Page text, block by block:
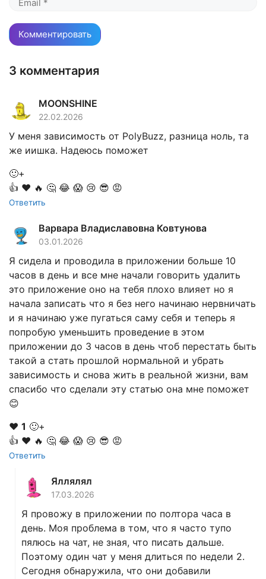
3 комментария
MOONSHINE
22.02.2026
У меня зависимость от PolyBuzz, разница ноль, та
же иишка. Надеюсь поможет
🙂+
👍 ❤️ 🔥 🤔 😂 😱 😢 😎 😡
Ответить
Варвара Владиславовна Ковтунова
03.01.2026
Я сидела и проводила в приложении больше 10
часов в день и все мне начали говорить удалить
это приложение оно на тебя плохо влияет но я
начала записать что я без него начинаю нервничать
и я начинаю уже пугаться саму себя и теперь я
попробую уменьшить проведение в этом
приложении до 3 часов в день чтоб перестать быть
такой а стать прошлой нормальной и убрать
зависимость и снова жить в реальной жизни, вам
спасибо что сделали эту статью она мне поможет
😊
❤️ 1 🙂+
👍 ❤️ 🔥 🤔 😂 😱 😢 😎 😡
Ответить
Яллялял
17.03.2026
Я провожу в приложении по полтора часа в
день. Моя проблема в том, что я часто тупо
пялюсь на чат, не зная, что писать дальше.
Поэтому один чат у меня длиться по недели 2.
Сегодня обнаружила, что они добавили